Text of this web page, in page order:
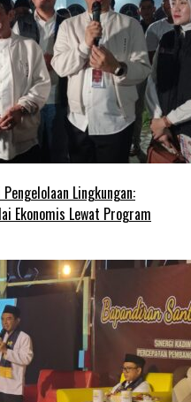
Lingkungan:
Ekonomis Lewat Program